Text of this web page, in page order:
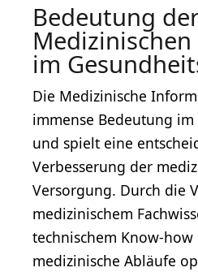
Bedeutung
im
Die Medizinische
immense Bedeutung
und spielt eine
Verbesserung der
Versorgung. Durch die
medizinischem
technischem Know-how
medizinische Abläufe